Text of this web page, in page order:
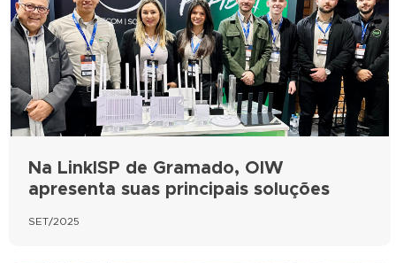
Na LinkISP de Gramado, OIW
apresenta suas principais soluções
SET/2025